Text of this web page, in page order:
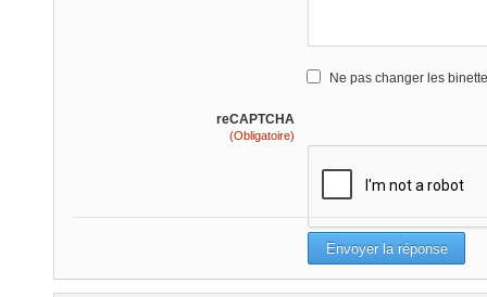
Ne pas changer les
reCAPTCHA
(Obligatoire)